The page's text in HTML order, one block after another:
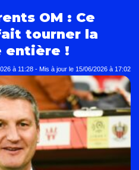
OM : Ce
tourner la
entière !
à 11:28 - Mis à jour le 15/06/2026 à 17:02